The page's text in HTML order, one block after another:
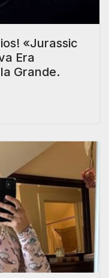
«Jurassic
Era
Grande.